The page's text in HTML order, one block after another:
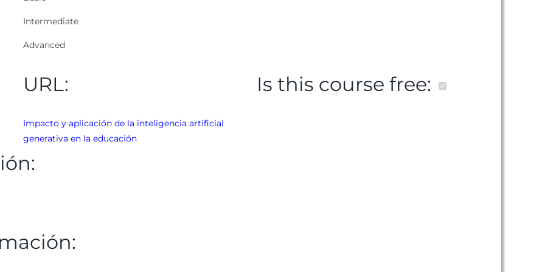
Intermediate
Advanced
URL:
Impacto y aplicación de la inteligencia artificial
generativa en la educación
Is this course free: